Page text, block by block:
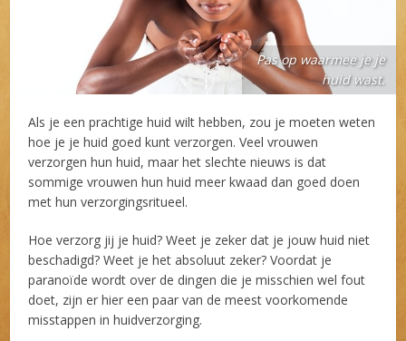
Pas op waarmee je je
huid wast.
Als je een prachtige huid wilt hebben, zou je moeten weten
hoe je je huid goed kunt verzorgen. Veel vrouwen
verzorgen hun huid, maar het slechte nieuws is dat
sommige vrouwen hun huid meer kwaad dan goed doen
met hun verzorgingsritueel.
Hoe verzorg jij je huid? Weet je zeker dat je jouw huid niet
beschadigd? Weet je het absoluut zeker? Voordat je
paranoïde wordt over de dingen die je misschien wel fout
doet, zijn er hier een paar van de meest voorkomende
misstappen in huidverzorging.